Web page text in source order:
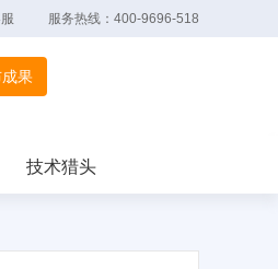
服务热线：400-9696-518
果
技术猎头